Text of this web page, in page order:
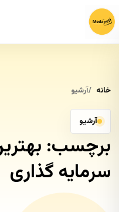
خانه آرشیو
آرشیو
برچسب:
سرمایه گذاری